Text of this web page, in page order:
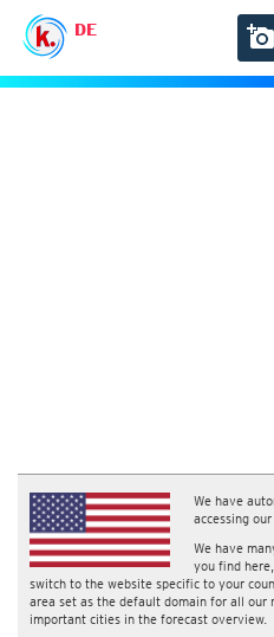
DE
We have
accessing
We have
you find
switch to the website specific to your
area set as the default domain for all our
important cities in the forecast overview.